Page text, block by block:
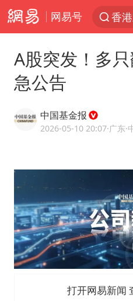
网易号
用
浙
台
A股突发！多
急公告
中国基金报
2026-05-10 20:07·广东
打开网易新闻